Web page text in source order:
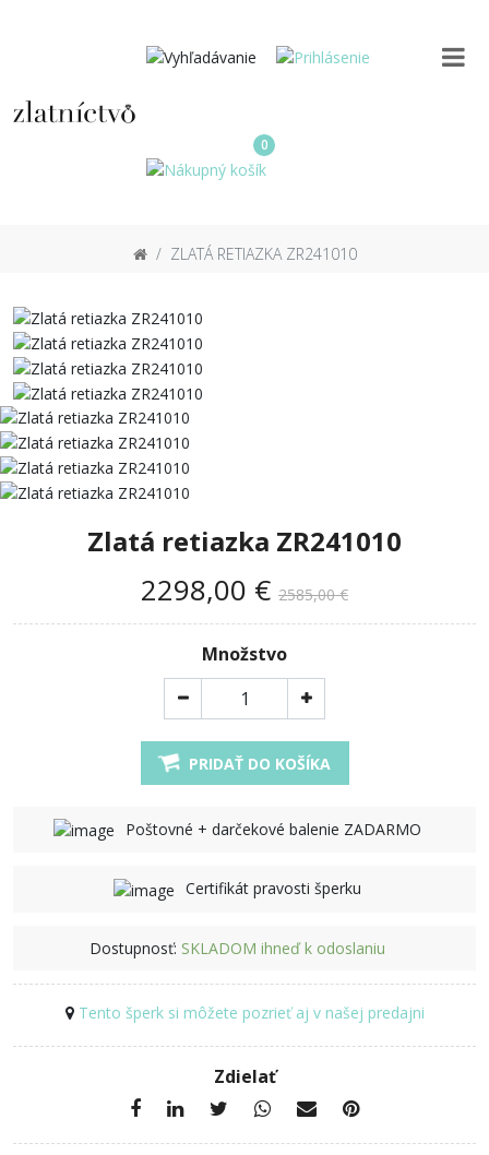
0
ZLATÁ RETIAZKA ZR241010
Zlatá retiazka ZR241010
2298,00 € 2585,00 €
Množstvo
PRIDAŤ DO KOŠÍKA
Poštovné + darčekové balenie ZADARMO
Certifikát pravosti šperku
Dostupnosť: SKLADOM ihneď k odoslaniu
Tento šperk si môžete pozrieť aj v našej predajni
Zdielať